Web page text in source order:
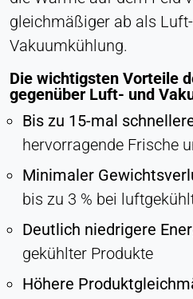
gleichmäßiger ab als
Vakuumkühlung.
Die wichtigsten Vorteile
gegenüber Luft- und
Bis zu 15-mal
hervorragende Frische
Minimaler
bis zu 3 % bei
Deutlich niedrigere
gekühlter Produkte
Höhere
Identifizierung
LinkedIn
Name:
bcookie, li_gc, lidc
LinkedIn Gesellschaft
Zweck:
Konversions-Tracking
Cookie Laufzeit:
1 Tag - 1 Jahr
Leadinfo